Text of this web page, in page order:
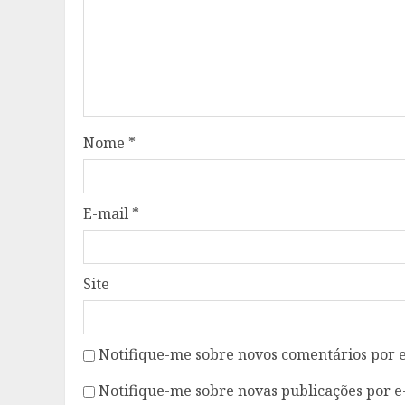
Nome *
E-mail *
Site
Notifique-me sobre novos comentários por
Notifique-me sobre novas publicações por